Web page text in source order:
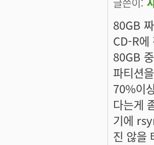
글쓴이:
80GB
CD-R에
80GB
파티션
70%이
다는게
기에
진 않을